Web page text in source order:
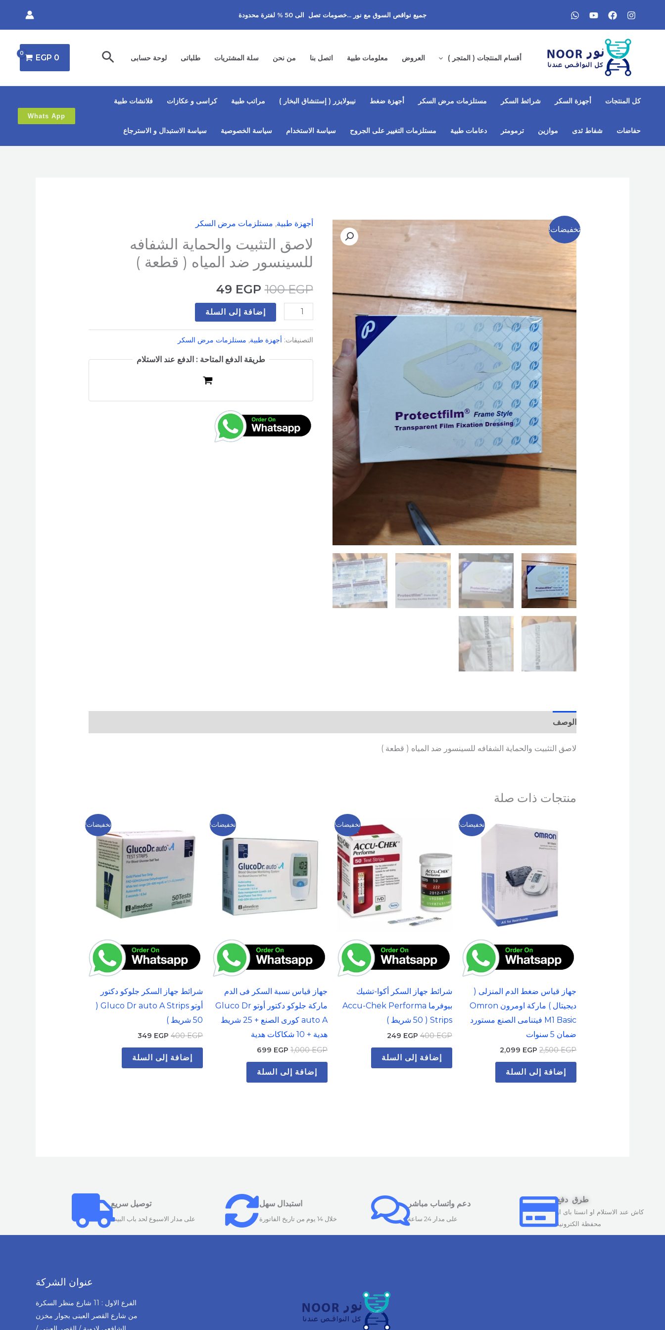
جميع نواقص السوق مع نور ...خصومات تصل الى 50 % لفترة محدودة
أقسام المنتجات ( المتجر ) العروض معلومات طبية اتصل بنا من نحن سلة المشتريات طلباتى لوحة حسابى البحث 0
EGP
كل المنتجات أجهزة السكر شرائط السكر مستلزمات مرض السكر أجهزة ضغط نيبولايزر ( إستنشاق البخار ) مراتب طبية كراسى و عكازات فلانشات طبية
حفاضات شفاط ثدى​ موازين ترمومتر دعامات طبية مستلزمات التغيير على الجروح سياسة الاستخدام سياسة الخصوصية سياسة الاستبدال و الاسترجاع
Whats App
تخفيضات!
أجهزة طبية, مستلزمات مرض السكر
لاصق التثبيت والحماية الشفافه
للسينسور ضد المياه ( قطعة )
100EGP
السعر
الأصلي
هو:
100 EGP.
49 EGP
السعر
الحالي
هو:
49 EGP.
كمية
لاصق
التثبيت
والحماية
الشفافه
ضد
(
إضافة إلى السلة
التصنيفات: أجهزة طبية, مستلزمات مرض السكر
طريقة الدفع المتاحة : الدفع عند الاستلام
الوصف
لاصق التثبيت والحماية الشفافه للسينسور ضد المياه ( قطعة )
منتجات ذات صلة
تخفيضات!
جهاز قياس ضغط الدم المنزلى (
ديجيتال ) ماركة اومرون Omron
M1 Basic فيتنامى الصنع مستورد
ضمان 5 سنوات
2,500EGP
الأصلي
هو:
2,099 EGP
السعر
الحالي
إضافة إلى السلة
تخفيضات!
شرائط جهاز السكر أكوا-تشيك
بيوفرما Accu-Chek Performa
Strips ( 50 شريط )
400EGP
249 EGP
الحالي
هو:
249 EGP.
إضافة إلى السلة
تخفيضات!
جهاز قياس نسبة السكر فى الدم
ماركة جلوكو دكتور أوتو Gluco Dr
auto A كورى الصنع + 25 شريط
هدية + 10 شكاكات هدية
1,000EGP
هو:
1,000 EGP.
699 EGP
هو:
699 EGP.
إضافة إلى السلة
تخفيضات!
شرائط جهاز السكر جلوكو دكتور
أوتو Gluco Dr auto A Strips (
50 شريط )
400EGP
الأصلي
هو:
400 EGP.
349 EGP
الحالي
هو:
349 EGP.
إضافة إلى السلة
طرق دفع
كاش عند الاستلام او انستا باى او
محفظة الكترونية
دعم واتساب مباشر
على مدار 24 ساعة
استبدال سهل
خلال 14 يوم من تاريخ الفاتورة
توصيل سريع
على مدار الاسبوع لحد باب البيت
عنوان الشركة
الفرع الاول : 11 شارع منظر السكرة
من شارع القصر العينى بجوار مخزن